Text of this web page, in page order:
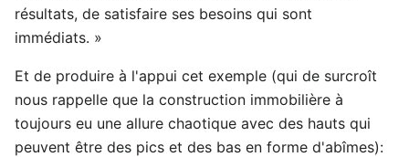
résultats, de satisfaire ses besoins qui sont
immédiats. »
Et de produire à l'appui cet exemple (qui de surcroît
nous rappelle que la construction immobilière à
toujours eu une allure chaotique avec des hauts qui
peuvent être des pics et des bas en forme d'abîmes):